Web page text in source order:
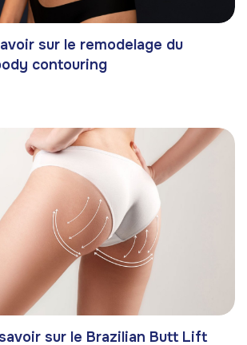
sur le remodelage du
contouring
sur le Brazilian Butt Lift